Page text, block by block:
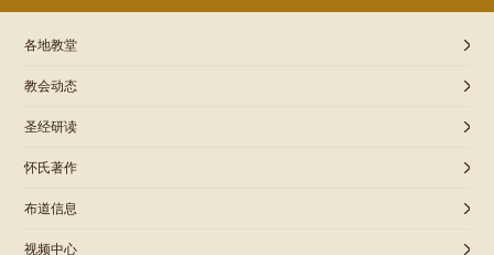
各地教堂
教会动态
圣经研读
怀氏著作
布道信息
视频中心